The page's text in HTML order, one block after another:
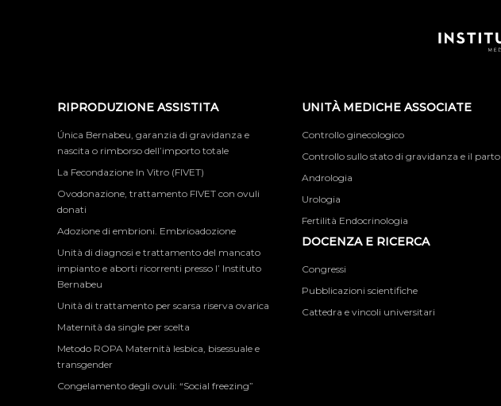
RIPRODUZIONE ASSISTITA
Única Bernabeu, garanzia di gravidanza e
nascita o rimborso dell’importo totale
La Fecondazione In Vitro (FIVET)
Ovodonazione, trattamento FIVET con ovuli
donati
Adozione di embrioni. Embrioadozione
Unità di diagnosi e trattamento del mancato
impianto e aborti ricorrenti presso l’ Instituto
Bernabeu
Unità di trattamento per scarsa riserva ovarica
Maternità da single per scelta
Metodo ROPA Maternità lesbica, bisessuale e
transgender
Congelamento degli ovuli: “Social freezing”
UNITÀ MEDICHE ASSOCIATE
Controllo ginecologico
Controllo sullo stato di gravidanza e il parto
Andrologia
Urologia
Fertilità Endocrinologia
DOCENZA E RICERCA
Congressi
Pubblicazioni scientifiche
Cattedra e vincoli universitari